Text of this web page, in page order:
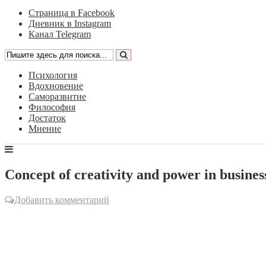
Страница в Facebook
Дневник в Instagram
Канал Telegram
Психология
Вдохновение
Саморазвитие
Философия
Достаток
Мнение
Concept of creativity and power in
Добавить комментарий